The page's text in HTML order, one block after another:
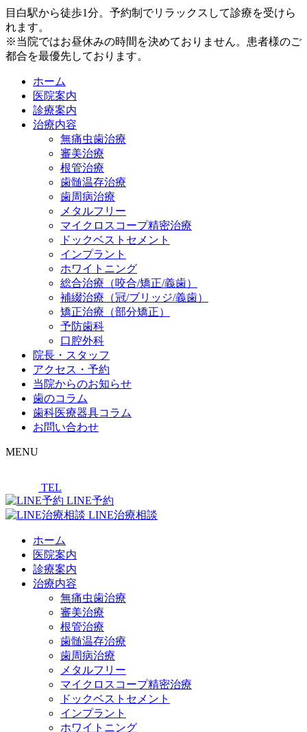
目白駅から徒歩1分。予約制でリラックスして診療を受けら
れます。
※当院ではお昼休みの時間を決めておりません。患者様のご
都合を最優先しております。
ホーム
医院案内
診療案内
治療内容
無痛虫歯治療
審美治療
根管治療
歯髄温存治療
歯周病治療
メタルフリー
マイクロスコープ精密治療
ドックベストセメント
インプラント
ホワイトニング
総合治療（咬合/矯正/義歯）
補綴治療（冠/ブリッジ/義歯）
矯正治療（部分矯正）
予防歯科
口腔外科
院長・スタッフ
アクセス・予約
当院からのお知らせ
歯のコラム
歯科医療器具コラム
お問い合わせ
MENU
TEL
LINE予約
LINE治療相談
ホーム
医院案内
診療案内
治療内容
無痛虫歯治療
審美治療
根管治療
歯髄温存治療
歯周病治療
メタルフリー
マイクロスコープ精密治療
ドックベストセメント
インプラント
ホワイトニング